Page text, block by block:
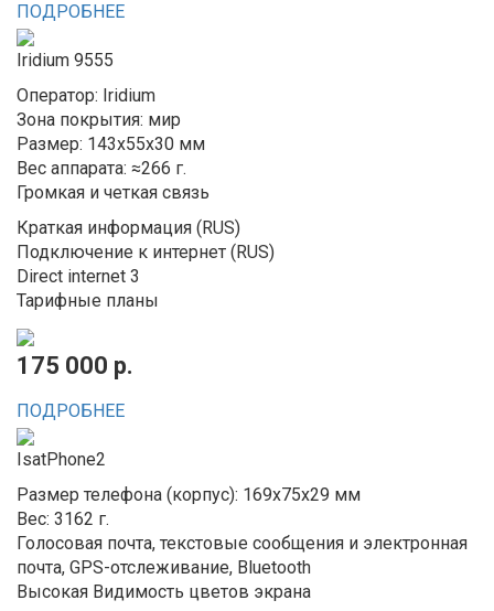
ПОДРОБНЕЕ
Iridium 9555
Оператор: Iridium
Зона покрытия: мир
Размер: 143x55x30 мм
Вес аппарата: ≈266 г.
Громкая и четкая связь
Краткая информация (RUS)
Подключение к интернет (RUS)
Direct internet 3
Тарифные планы
175 000 р.
ПОДРОБНЕЕ
IsatPhone2
Размер телефона (корпус): 169x75x29 мм
Вес: 3162 г.
Голосовая почта, текстовые сообщения и электронная
почта, GPS-отслеживание, Bluetooth
Высокая Видимость цветов экрана